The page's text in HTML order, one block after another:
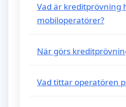
Vad är kreditprövning
mobiloperatörer?
När görs
Vad tittar operatören